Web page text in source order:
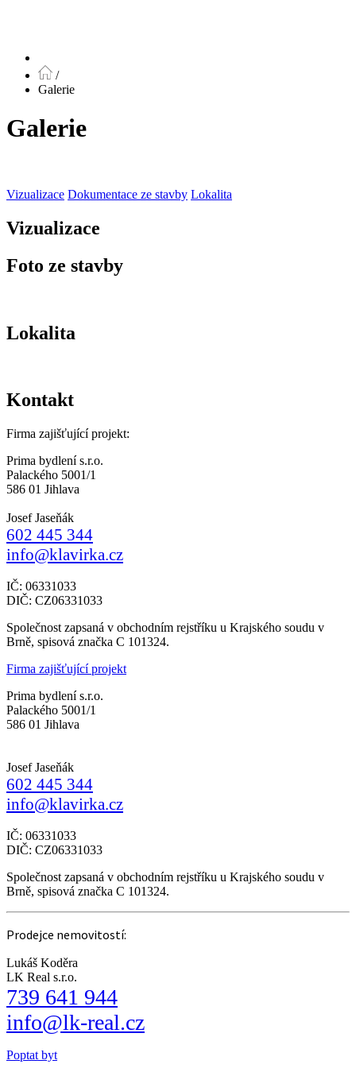
/
Galerie
Galerie
Vizualizace Dokumentace ze stavby Lokalita
Vizualizace
Foto ze stavby
Lokalita
Kontakt
Firma zajišťující projekt:
Prima bydlení s.r.o.
Palackého 5001/1
586 01 Jihlava
Josef Jaseňák
602 445 344
info@klavirka.cz
IČ: 06331033
DIČ: CZ06331033
Společnost zapsaná v obchodním rejstříku u Krajského soudu v
Brně, spisová značka C 101324.
Firma zajišťující projekt
Prima bydlení s.r.o.
Palackého 5001/1
586 01 Jihlava
Josef Jaseňák
602 445 344
info@klavirka.cz
IČ: 06331033
DIČ: CZ06331033
Společnost zapsaná v obchodním rejstříku u Krajského soudu v
Brně, spisová značka C 101324.
Prodejce nemovitostí:
Lukáš Koděra
LK Real s.r.o.
739 641 944
info@lk-real.cz
Poptat byt